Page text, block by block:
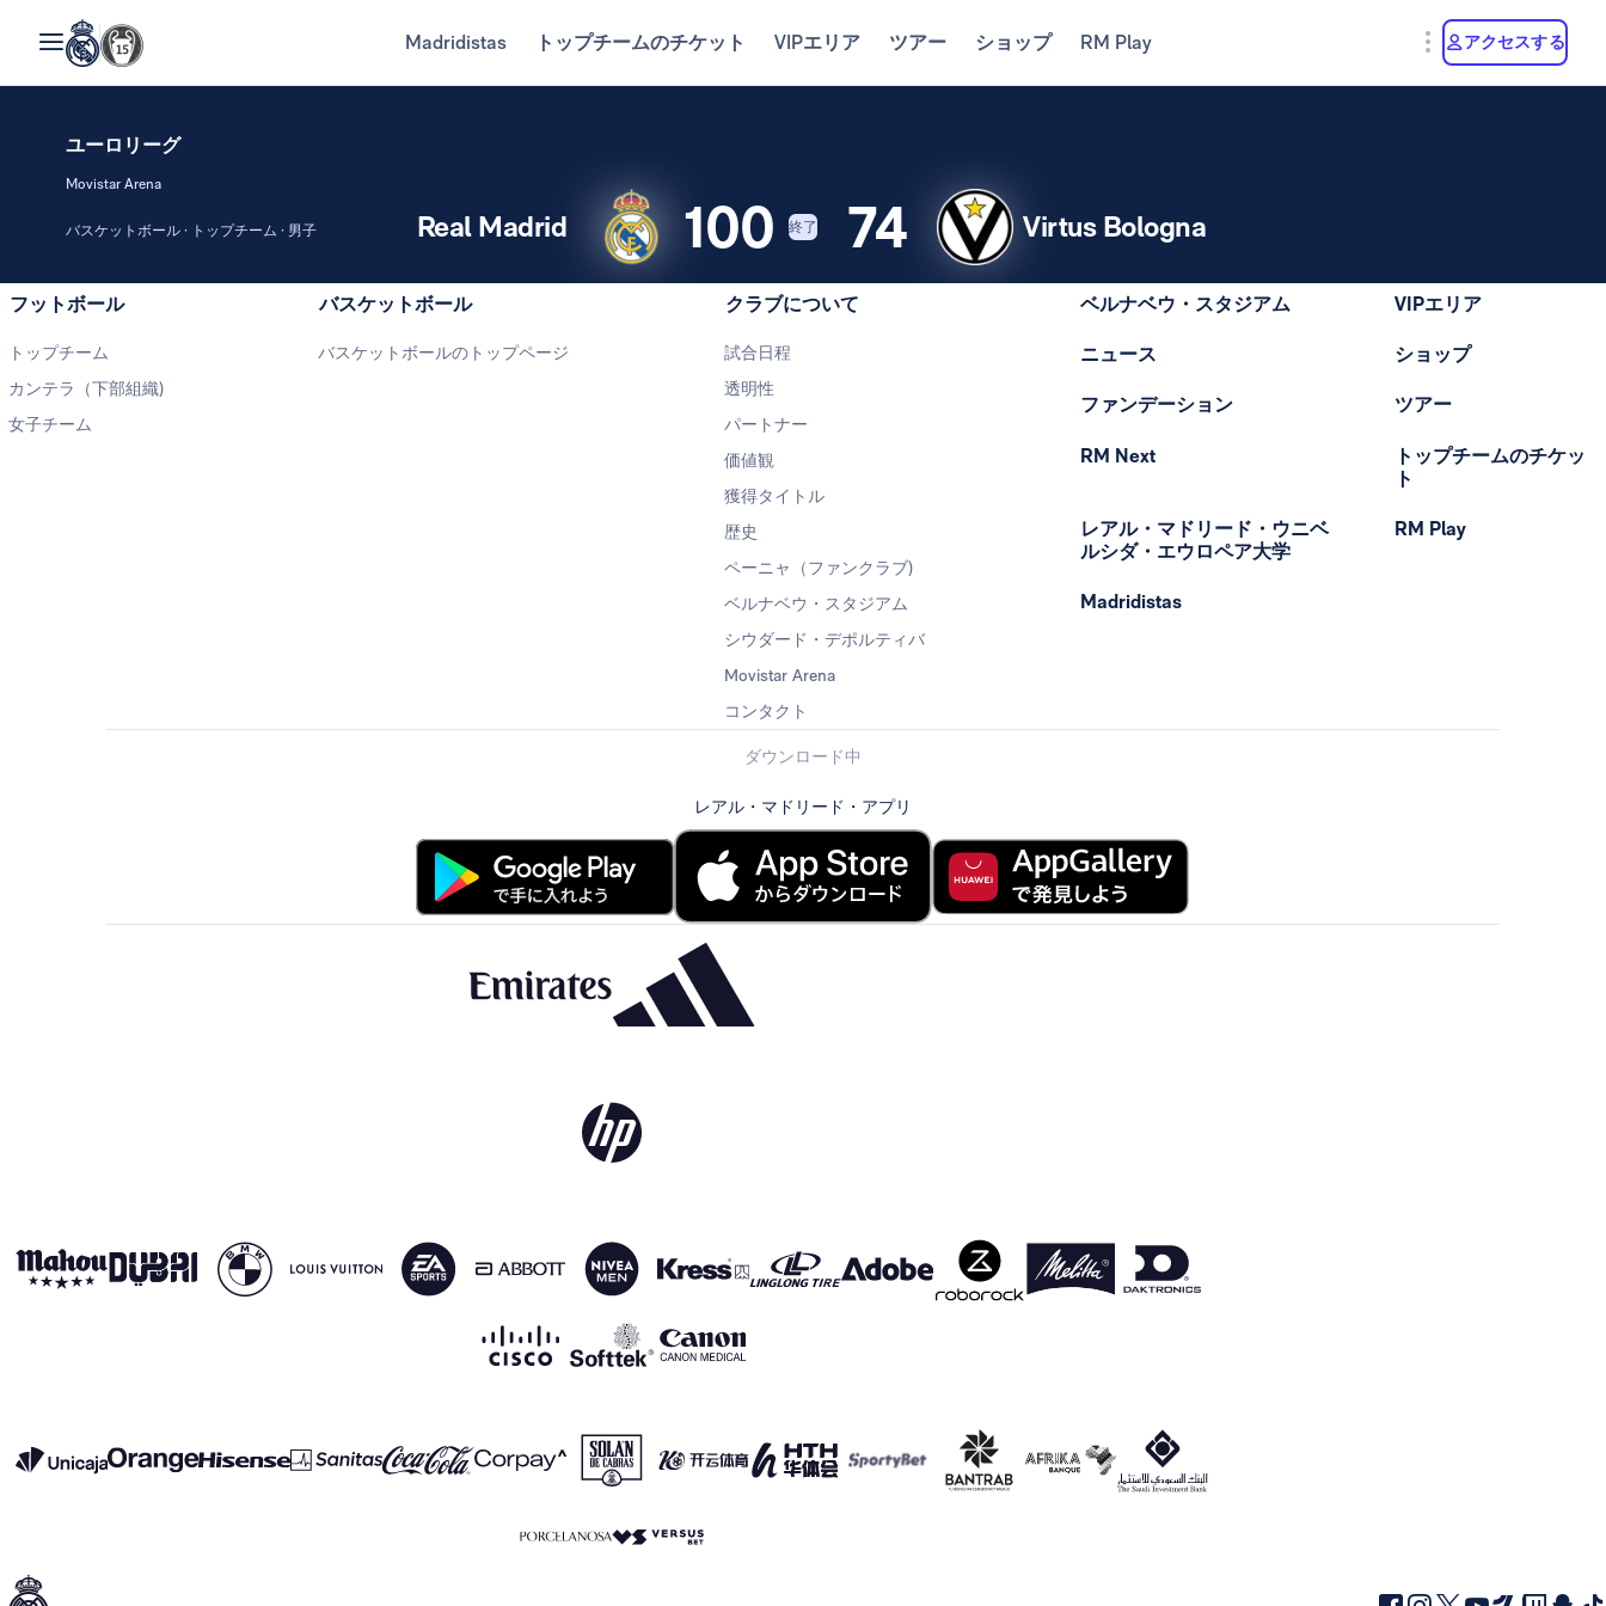
Madridistas トップチームのチケット VIPエリア ツアー ショップ RM Play アクセスする
ユーロリーグ
Movistar Arena
バスケットボール · トップチーム · 男子 100 74
Real Madrid 終了 Virtus Bologna
フットボール
トップチーム
カンテラ（下部組織)
女子チーム
バスケットボール
バスケットボールのトップページ
クラブについて
試合日程
透明性
パートナー
価値観
獲得タイトル
歴史
ペーニャ（ファンクラブ)
ベルナベウ・スタジアム
シウダード・デポルティバ
Movistar Arena
コンタクト
ベルナベウ・スタジアム
ニュース
ファンデーション
RM Next
レアル・マドリード・ウニベ
ルシダ・エウロペア大学
Madridistas
VIPエリア
ショップ
ツアー
トップチームのチケッ
ト
RM Play
ダウンロード中
レアル・マドリード・アプリ